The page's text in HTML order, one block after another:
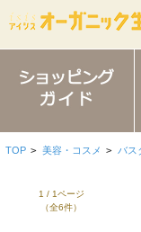
TOP > 美容・コスメ > バス
1 / 1ページ
（全6件）